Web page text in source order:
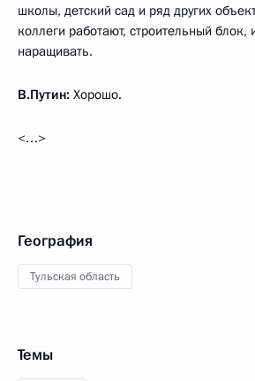
школы, детский сад и ряд других
коллеги работают, строительный блок,
наращивать.
В.Путин: Хорошо.
<…>
География
Тульская область
Темы